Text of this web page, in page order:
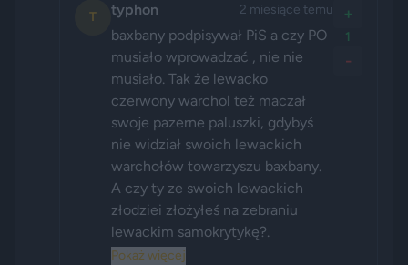
T typhon 2 miesiące temu
baxbany podpisywał PiS a czy PO
musiało wprowadzać , nie nie
musiało. Tak że lewacko
czerwony warchol też maczał
swoje pazerne paluszki, gdybyś
nie widział swoich lewackich
warchołów towarzyszu baxbany.
A czy ty ze swoich lewackich
złodziei złożyłeś na zebraniu
lewackim samokrytykę?.
Pokaż więcej
+
1
-